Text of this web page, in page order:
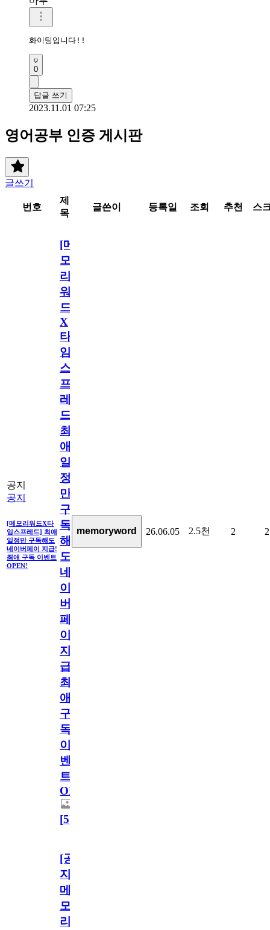
화이팅입니다!!
0
답글 쓰기
2023.11.01 07:25
영어공부 인증 게시판
글쓰기
번호
제
목
글쓴이 등록일 조회 추천 스
공지
공지
[메모리워드X타
임스프레드] 최애
일정만 구독해도
네이버페이 지급!
최애 구독 이벤트
OPEN!
[메
모
리
워
드
X
타
임
스
프
레
드]
최
애
일
정
만
구
독
해
도
네
이
버
페
이
지
급!
최
애
구
독
이
벤
트
OPEN!
[5]
memoryword 26.06.05 2.5천 2 2
[공
지]
메
모
리